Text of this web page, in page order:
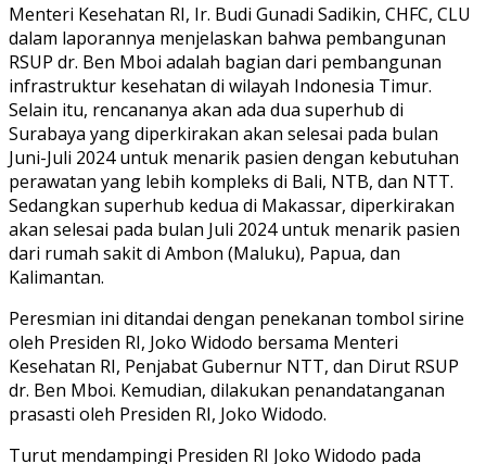
Menteri Kesehatan RI, Ir. Budi Gunadi Sadikin, CHFC, CLU
dalam laporannya menjelaskan bahwa pembangunan
RSUP dr. Ben Mboi adalah bagian dari pembangunan
infrastruktur kesehatan di wilayah Indonesia Timur.
Selain itu, rencananya akan ada dua superhub di
Surabaya yang diperkirakan akan selesai pada bulan
Juni-Juli 2024 untuk menarik pasien dengan kebutuhan
perawatan yang lebih kompleks di Bali, NTB, dan NTT.
Sedangkan superhub kedua di Makassar, diperkirakan
akan selesai pada bulan Juli 2024 untuk menarik pasien
dari rumah sakit di Ambon (Maluku), Papua, dan
Kalimantan.
Peresmian ini ditandai dengan penekanan tombol sirine
oleh Presiden RI, Joko Widodo bersama Menteri
Kesehatan RI, Penjabat Gubernur NTT, dan Dirut RSUP
dr. Ben Mboi. Kemudian, dilakukan penandatanganan
prasasti oleh Presiden RI, Joko Widodo.
Turut mendampingi Presiden RI Joko Widodo pada